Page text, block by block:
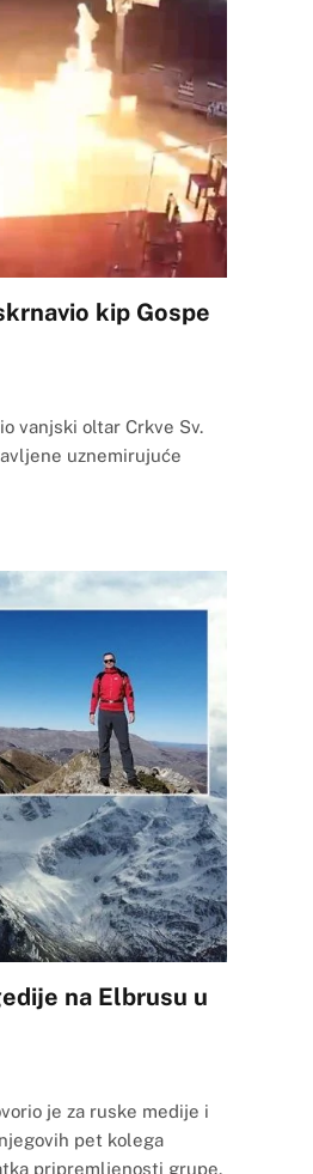
kip Gospe
vanjski oltar Crkve Sv.
uznemirujuće
na Elbrusu u
je za ruske medije i
pet kolega
pripremljenosti grupe.